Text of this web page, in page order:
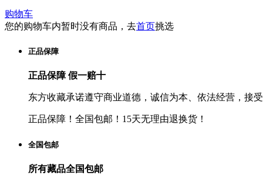
购物车
您的购物车内暂时没有商品，去首页挑选
正品保障
正品保障 假一赔十
东方收藏承诺遵守商业道德，诚信为本、依法经营，接
正品保障！全国包邮！15天无理由退换货！
全国包邮
所有藏品全国包邮